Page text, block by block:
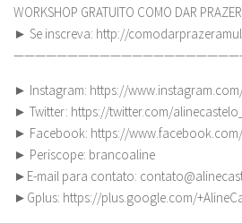
WORKSHOP GRATUITO COMO DAR
► Se inscreva: http://
► Instagram: https://
► Twitter: https://twitter.com/alinecastelo_
► Facebook: https://
► Periscope: brancoaline
►E-mail para contato:
►Gplus: https://plus.google.com/